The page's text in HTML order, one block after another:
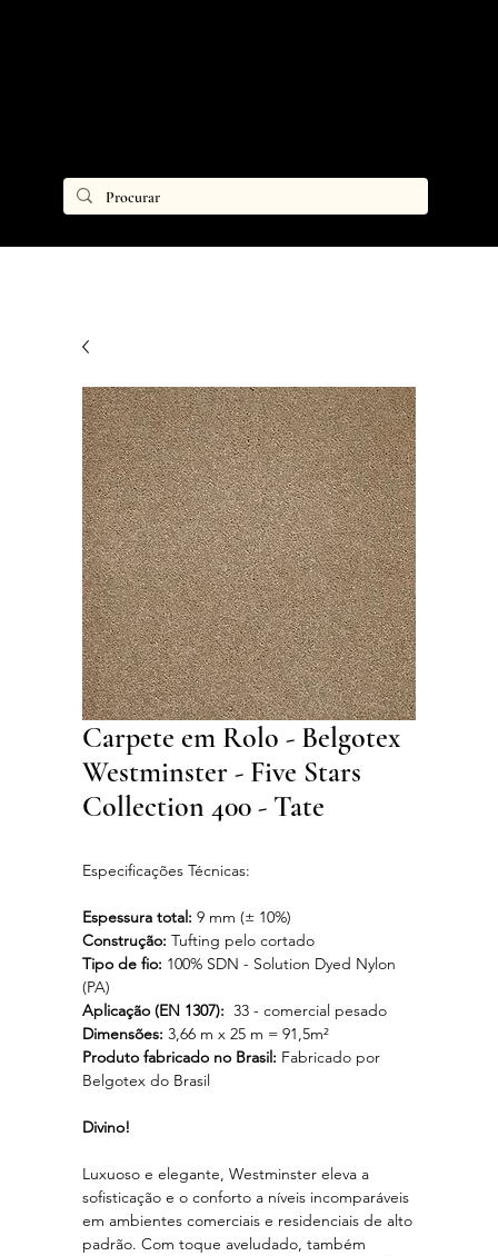
Carpete em Rolo - Belgotex
Westminster - Five Stars
Collection 400 - Tate
Especificações Técnicas:
Espessura total: 9 mm (± 10%)
Construção: Tufting pelo cortado
Tipo de fio: 100% SDN - Solution Dyed Nylon
(PA)
Aplicação (EN 1307): 33 - comercial pesado
Dimensões: 3,66 m x 25 m = 91,5m²
Produto fabricado no Brasil: Fabricado por
Belgotex do Brasil
Divino!
Luxuoso e elegante, Westminster eleva a
sofisticação e o conforto a níveis incomparáveis
em ambientes comerciais e residenciais de alto
padrão. Com toque aveludado, também